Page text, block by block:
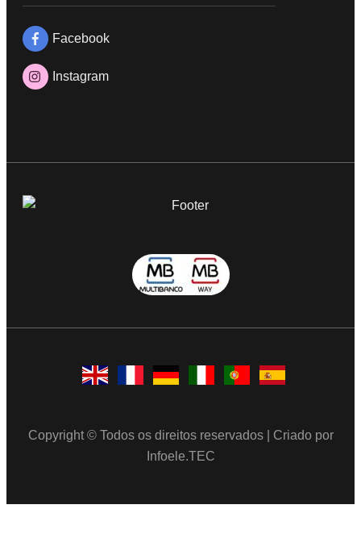
Facebook
Instagram
Copyright © Todos os direitos reservados | Criado por
Infoele.TEC